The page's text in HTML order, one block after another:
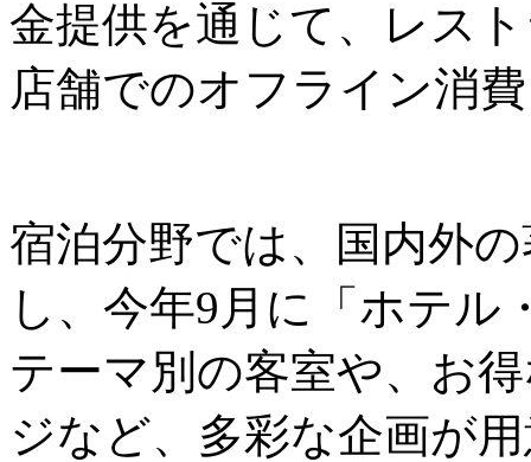
金提供を通じて、レス
店舗でのオフライン消
宿泊分野では、国内外
し、今年9月に「ホテル
テーマ別の客室や、お
ジなど、多彩な企画が